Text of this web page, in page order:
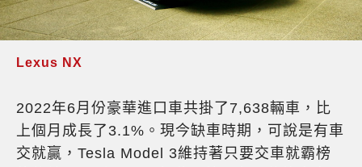
Lexus NX
2022年6月份豪華進口車共掛了7,638輛車，比
上個月成長了3.1%。現今缺車時期，可說是有車
交就贏，Tesla Model 3維持著只要交車就霸榜